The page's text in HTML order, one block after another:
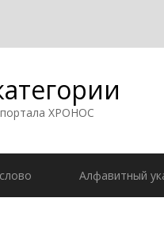
ХРОНОС
Алфавитный